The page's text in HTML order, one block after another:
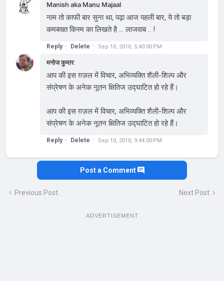
Manish aka Manu Majaal
नाम तो काफी बार सुना था, पढ़ा आज पहली बार, ये तो बड़ा
कमबख्त किस्म का लिखते है ... लाजवाब .. !
Reply Delete Sep 10, 2010, 5:40:00 PM
मनोज कुमार
आप की इस ग़ज़ल में विचार, अभिव्यक्ति शैली-शिल्प और
संप्रेषण के अनेक नूतन क्षितिज उद्घाटित हो रहे हैं।
आप की इस ग़ज़ल में विचार, अभिव्यक्ति शैली-शिल्प और
संप्रेषण के अनेक नूतन क्षितिज उद्घाटित हो रहे हैं।
Reply Delete Sep 10, 2010, 9:44:00 PM
Post a Comment
Previous Post Next Post
ADVERTISEMENT